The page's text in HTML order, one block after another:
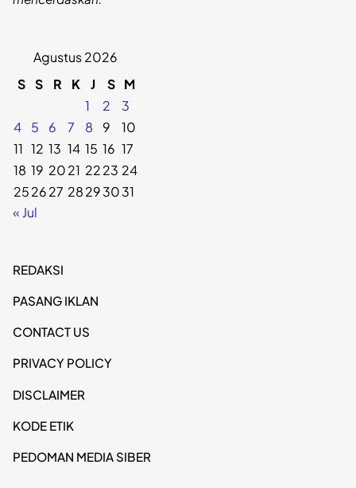
Agustus 2026
S S R K J S M
1
2
3
4
5 6 7 8 9
10
11 12 13 14 15 16 17
18 19 2021 2223 24
252627 28293031
« Jul
REDAKSI
PASANG IKLAN
CONTACT US
PRIVACY POLICY
DISCLAIMER
KODE ETIK
PEDOMAN MEDIA SIBER